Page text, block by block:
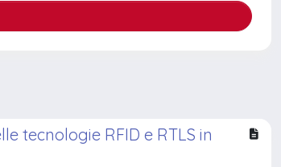
tecnologie RFID e RTLS in